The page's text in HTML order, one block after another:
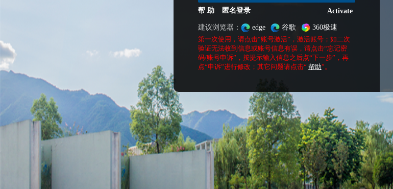
帮 助 Activate
匿名登录
建议浏览器： edge 谷歌
360极速
第一次使用，请点击“账号激活”，激活账号；如二次
验证无法收到信息或账号信息有误，请点击“忘记密
码/账号申诉”，按提示输入信息之后点“下一步”，再
点“申诉”进行修改；其它问题请点击“ 帮助”。